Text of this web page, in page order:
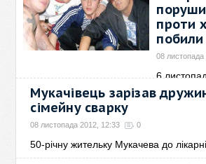
проти
побили
08
6
Мукачівець зарізав
сімейну сварку
08 листопада 2012, 12:33 0
50-річну жительку Мукачева до